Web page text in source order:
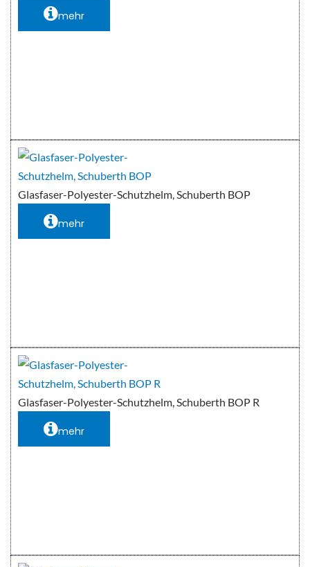
mehr
Glasfaser-Polyester-Schutzhelm, Schuberth BOP
mehr
Glasfaser-Polyester-Schutzhelm, Schuberth BOP R
mehr